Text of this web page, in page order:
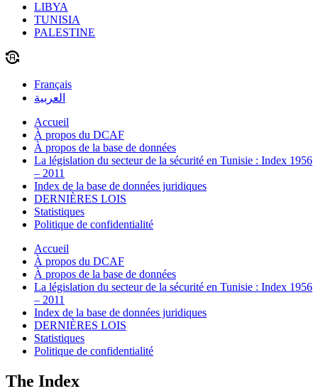
LIBYA
TUNISIA
PALESTINE
Français
العربية
Accueil
À propos du DCAF
À propos de la base de données
La législation du secteur de la sécurité en Tunisie : Index 1956
– 2011
Index de la base de données juridiques
DERNIÈRES LOIS
Statistiques
Politique de confidentialité
Accueil
À propos du DCAF
À propos de la base de données
La législation du secteur de la sécurité en Tunisie : Index 1956
– 2011
Index de la base de données juridiques
DERNIÈRES LOIS
Statistiques
Politique de confidentialité
The Index